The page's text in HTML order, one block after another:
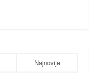
Najnovije